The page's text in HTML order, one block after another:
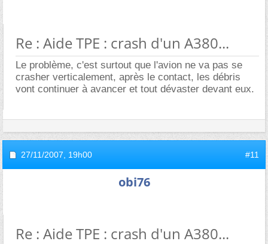
Re : Aide TPE : crash d'un A380...
Le problème, c'est surtout que l'avion ne va pas se
crasher verticalement, après le contact, les débris
vont continuer à avancer et tout dévaster devant eux.
27/11/2007, 19h00 #11
obi76
Re : Aide TPE : crash d'un A380...